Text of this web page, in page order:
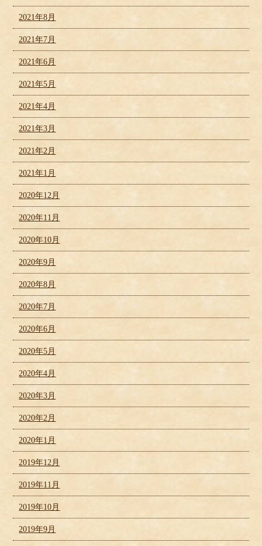
2021年8月
2021年7月
2021年6月
2021年5月
2021年4月
2021年3月
2021年2月
2021年1月
2020年12月
2020年11月
2020年10月
2020年9月
2020年8月
2020年7月
2020年6月
2020年5月
2020年4月
2020年3月
2020年2月
2020年1月
2019年12月
2019年11月
2019年10月
2019年9月